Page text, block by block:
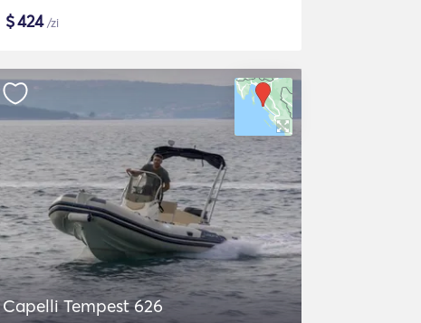
$424/zi
Capelli Tempest 626